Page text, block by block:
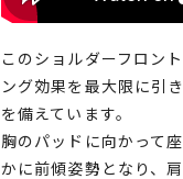
このショルダーフロン
ング効果を最大限に引
を備えています。
胸のパッドに向かって
かに前傾姿勢となり、